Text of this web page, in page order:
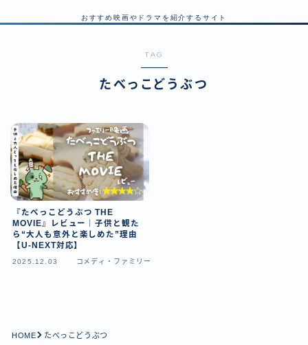
おすすめ映画やドラマを紹介するサイト
TAG
たべっこどうぶつ
『たべっこどうぶつ THE
MOVIE』レビュー｜子供と観た
ら“大人も意外と楽しめた”理由
【U-NEXT対応】
2025.12.03 コメディ・ファミリー
HOME たべっこどうぶつ